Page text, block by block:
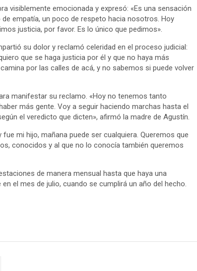
visiblemente emocionada y expresó: «Es una sensación
empatía, un poco de respeto hacia nosotros. Hoy
justicia, por favor. Es lo único que pedimos».
su dolor y reclamó celeridad en el proceso judicial:
que se haga justicia por él y que no haya más
por las calles de acá, y no sabemos si puede volver
manifestar su reclamo. «Hoy no tenemos tanto
más gente. Voy a seguir haciendo marchas hasta el
el veredicto que dicten», afirmó la madre de Agustín.
mi hijo, mañana puede ser cualquiera. Queremos que
conocidos y al que no lo conocía también queremos
de manera mensual hasta que haya una
el mes de julio, cuando se cumplirá un año del hecho.